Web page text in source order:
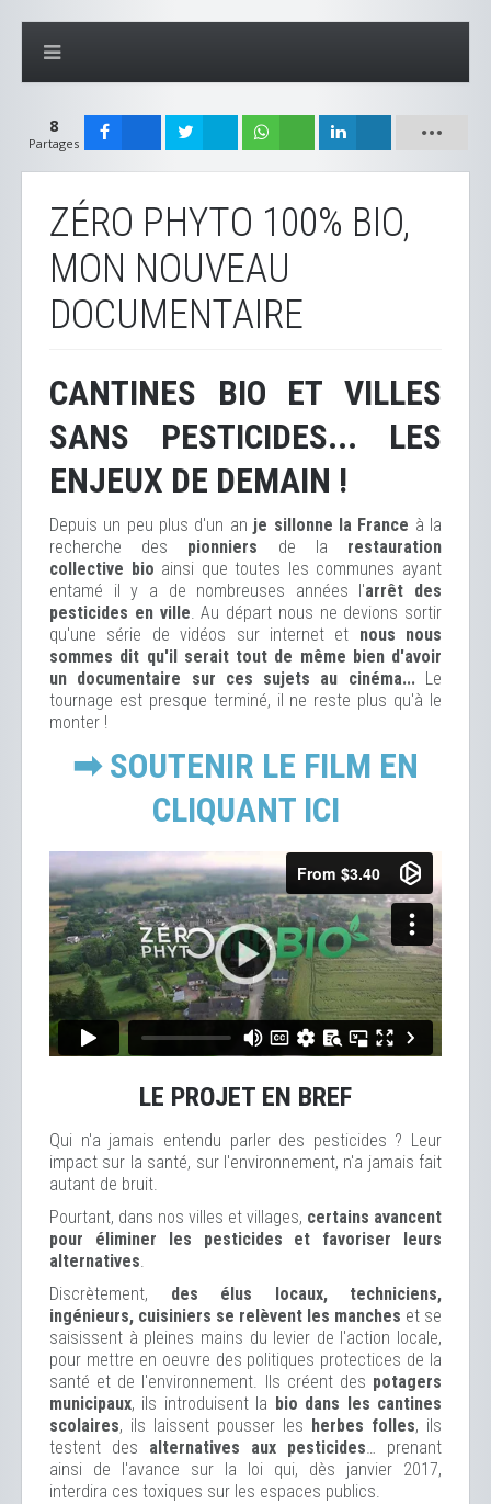
8
Partages
ZÉRO PHYTO 100% BIO,
MON NOUVEAU
DOCUMENTAIRE
CANTINES BIO ET VILLES
SANS PESTICIDES... LES
ENJEUX DE DEMAIN !
Depuis un peu plus d'un an je sillonne la France à la
recherche des pionniers de la restauration
collective bio ainsi que toutes les communes ayant
entamé il y a de nombreuses années l'arrêt des
pesticides en ville. Au départ nous ne devions sortir
qu'une série de vidéos sur internet et nous nous
sommes dit qu'il serait tout de même bien d'avoir
un documentaire sur ces sujets au cinéma...Le
tournage est presque terminé, il ne reste plus qu'à le
monter !
➡ SOUTENIR LE FILM EN
CLIQUANT ICI
LE PROJET EN BREF
Qui n'a jamais entendu parler des pesticides ? Leur
impact sur la santé, sur l'environnement, n'a jamais fait
autant de bruit.
Pourtant, dans nos villes et villages, certains avancent
pour éliminer les pesticides et favoriser leurs
alternatives.
Discrètement, des élus locaux, techniciens,
ingénieurs, cuisiniers se relèvent les manches et se
saisissent à pleines mains du levier de l'action locale,
pour mettre en oeuvre des politiques protectices de la
santé et de l'environnement. Ils créent des potagers
municipaux, ils introduisent la bio dans les cantines
scolaires, ils laissent pousser les herbes folles, ils
testent des alternatives aux pesticides… prenant
ainsi de l'avance sur la loi qui, dès janvier 2017,
interdira ces toxiques sur les espaces publics.